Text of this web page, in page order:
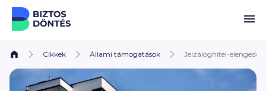
Ugrás a tartalomhoz
Cikkek Állami támogatások Jelzáloghitel-